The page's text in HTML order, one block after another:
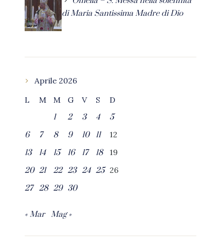
di Maria Santissima Madre di Dio
Aprile 2026
L
M M G V S
D
1
2 3 4
5
6
7 8 9 10 11
12
13
14 15 16 17 18
19
20 21 22 23 24 25 26
27 28 29 30
« Mar Mag »